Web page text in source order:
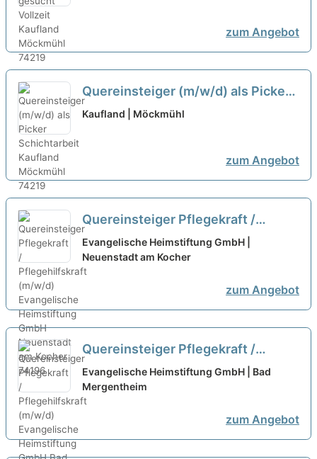
zum Angebot
Quereinsteiger (m/w/d) als Picker
Schichtarbeit neu
Kaufland | Möckmühl
zum Angebot
Quereinsteiger Pflegekraft /
Pflegehilfskraft (m/w/d) neu
Evangelische Heimstiftung GmbH |
Neuenstadt am Kocher
zum Angebot
Quereinsteiger Pflegekraft /
Pflegehilfskraft (m/w/d) neu
Evangelische Heimstiftung GmbH | Bad
Mergentheim
zum Angebot